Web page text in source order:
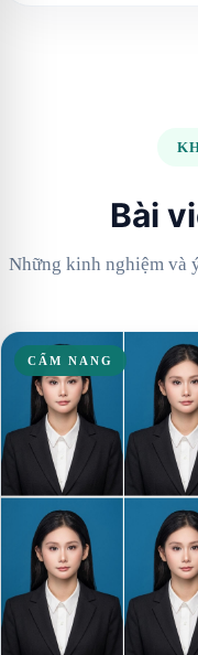
Bài
Những kinh nghiệm và
CẨM NANG